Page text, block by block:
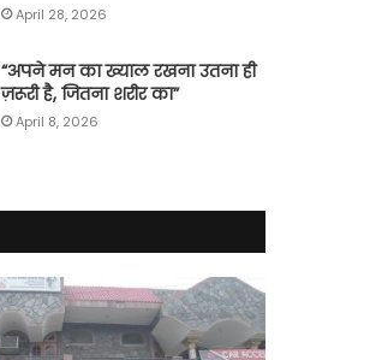
April 28, 2026
“अपने मन का ख्याल रखना उतना ही
ज़रूरी है, जितना शरीर का”
April 8, 2026